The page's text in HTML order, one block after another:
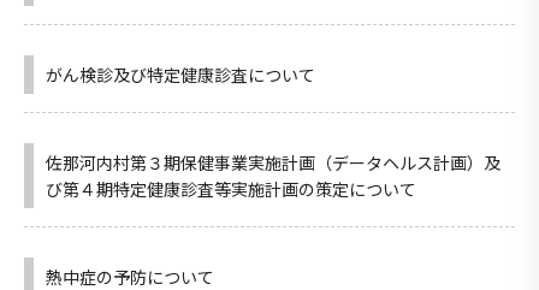
がん検診及び特定健康診査について
佐那河内村第３期保健事業実施計画（データヘルス計画）及
び第４期特定健康診査等実施計画の策定について
熱中症の予防について